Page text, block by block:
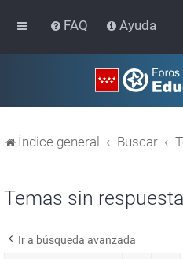
FAQ Ayuda
Índice general Buscar
Temas sin respuesta
Ir a búsqueda avanzada